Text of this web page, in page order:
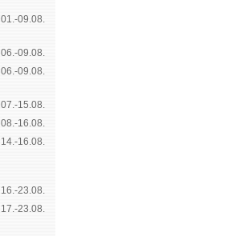
01.-09.08.
06.-09.08.
06.-09.08.
07.-15.08.
08.-16.08.
14.-16.08.
16.-23.08.
17.-23.08.